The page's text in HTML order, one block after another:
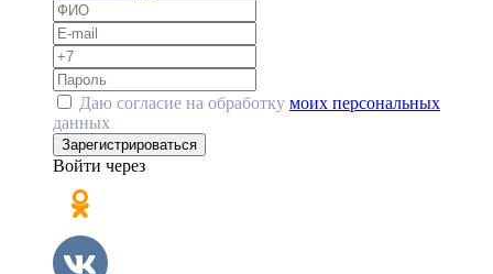
Даю согласие на обработку моих персональных
данных
Зарегистрироваться
Войти через